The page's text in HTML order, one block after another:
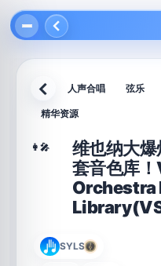
返回 人声合唱 弦乐
精华资源
👩‍🎤
维也纳大
套音色库
Orchestra
SYLS